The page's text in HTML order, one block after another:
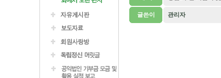
글쓴이 관리자